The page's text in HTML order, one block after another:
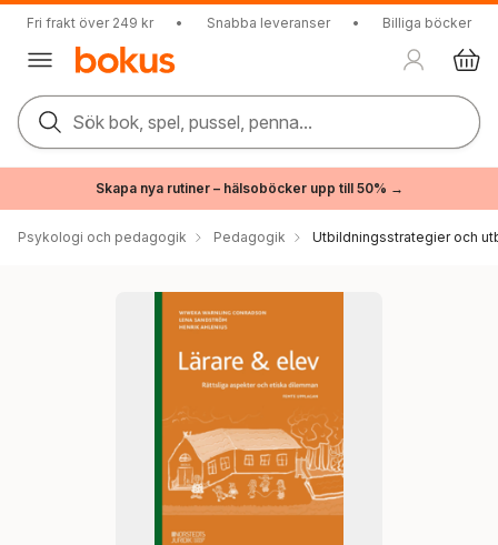
Fri frakt över 249 kr • Snabba leveranser • Billiga böcker
Sök bok, spel, pussel, penna...
Skapa nya rutiner – hälsoböcker upp till 50% →
Psykologi och pedagogik Pedagogik Utbildningsstrategier och